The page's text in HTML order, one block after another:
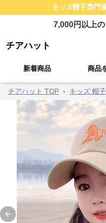
キッズ帽子専門
7,000円以上
チアハット
新着商品 商品
チアハット TOP › キッズ 帽
Previous slide